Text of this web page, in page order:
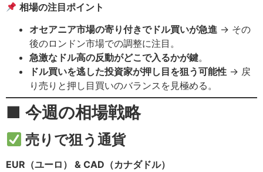
相場の注目ポイント
オセアニア市場の寄り付きでドル買いが急進 → その
後のロンドン市場での調整に注目。
急激なドル高の反動がどこで入るかが鍵。
ドル買いを逃した投資家が押し目を狙う可能性 → 戻
り売りと押し目買いのバランスを見極める。
■ 今週の相場戦略
売りで狙う通貨
EUR（ユーロ） & CAD（カナダドル）